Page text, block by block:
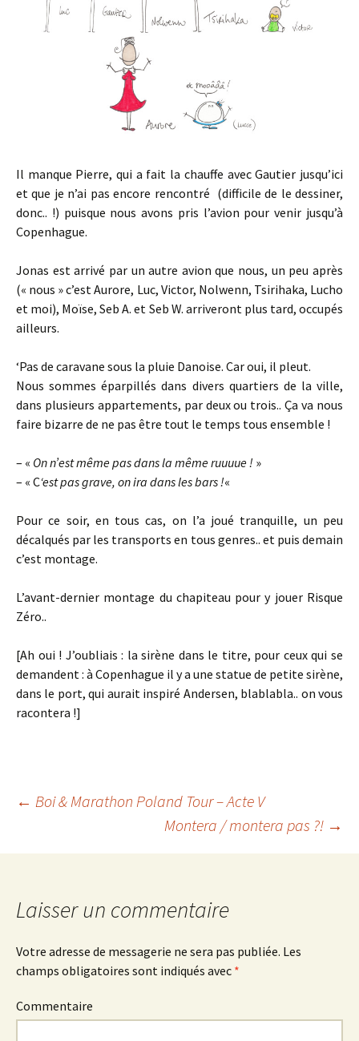
Il manque Pierre, qui a fait la chauffe avec Gautier jusqu’ici
et que je n’ai pas encore rencontré (difficile de le dessiner,
donc.. !) puisque nous avons pris l’avion pour venir jusqu’à
Copenhague.
Jonas est arrivé par un autre avion que nous, un peu après
(« nous » c’est Aurore, Luc, Victor, Nolwenn, Tsirihaka, Lucho
et moi), Moïse, Seb A. et Seb W. arriveront plus tard, occupés
ailleurs.
‘Pas de caravane sous la pluie Danoise. Car oui, il pleut.
Nous sommes éparpillés dans divers quartiers de la ville,
dans plusieurs appartements, par deux ou trois.. Ça va nous
faire bizarre de ne pas être tout le temps tous ensemble !
– « On n’est même pas dans la même ruuuue ! »
– « C‘est pas grave, on ira dans les bars !«
Pour ce soir, en tous cas, on l’a joué tranquille, un peu
décalqués par les transports en tous genres.. et puis demain
c’est montage.
L’avant-dernier montage du chapiteau pour y jouer Risque
Zéro..
[Ah oui ! J’oubliais : la sirène dans le titre, pour ceux qui se
demandent : à Copenhague il y a une statue de petite sirène,
dans le port, qui aurait inspiré Andersen, blablabla.. on vous
racontera !]
Navigation
des
articles
← Boi & Marathon Poland Tour – Acte V
Montera / montera pas ?! →
Laisser un commentaire
Votre adresse de messagerie ne sera pas publiée. Les
champs obligatoires sont indiqués avec *
Commentaire